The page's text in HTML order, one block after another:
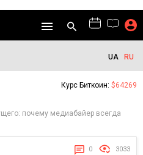
UA RU
Курс Биткоин: $64269
почему медиабайер всегда
0 3033